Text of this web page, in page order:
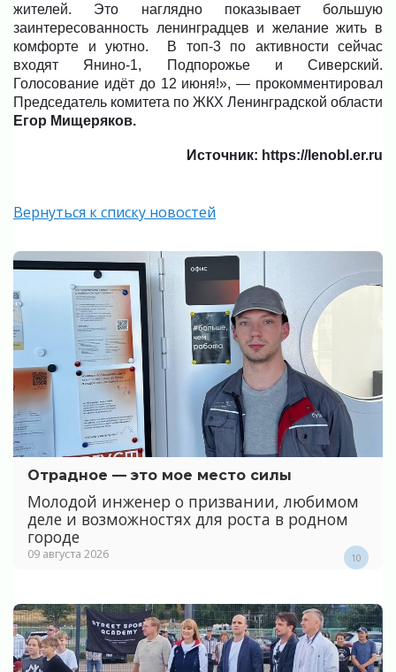
жителей. Это наглядно показывает большую
заинтересованность ленинградцев и желание жить в
комфорте и уютно. В топ-3 по активности сейчас
входят Янино-1, Подпорожье и Сиверский.
Голосование идёт до 12 июня!», — прокомментировал
Председатель комитета по ЖКХ Ленинградской области
Егор Мищеряков.
Источник: https://lenobl.er.ru
Вернуться к списку новостей
Отрадное — это мое место силы
Молодой инженер о призвании, любимом
деле и возможностях для роста в родном
городе
09 августа 2026 10